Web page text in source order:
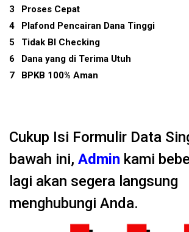
3
Proses Cepat
4
Plafond Pencairan Dana Tinggi
5
Tidak BI Checking
6
Dana yang di Terima Utuh
7
BPKB 100% Aman
Cukup Isi Formulir Data
bawah ini, Admin kami
lagi akan segera langsung
menghubungi Anda.